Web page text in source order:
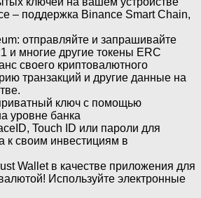
– поддержка Binance Smart Chain,
отправляйте и запрашивайте
и многие другие токены ERC
своего криптовалютного
транзакций и другие данные на
ключ с помощью
уровне банка
Touch ID или пароли для
к своим инвестициям в
Wallet в качестве приложения для
Используйте электронные